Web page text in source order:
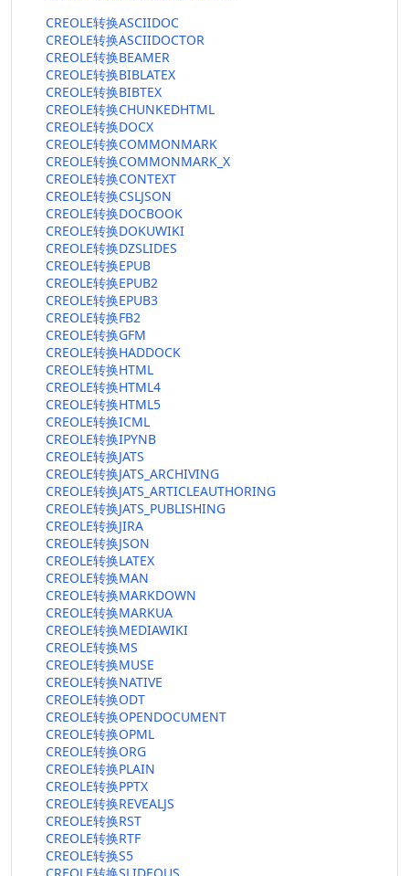
CREOLE转换ASCIIDOC
CREOLE转换ASCIIDOCTOR
CREOLE转换BEAMER
CREOLE转换BIBLATEX
CREOLE转换BIBTEX
CREOLE转换CHUNKEDHTML
CREOLE转换DOCX
CREOLE转换COMMONMARK
CREOLE转换COMMONMARK_X
CREOLE转换CONTEXT
CREOLE转换CSLJSON
CREOLE转换DOCBOOK
CREOLE转换DOKUWIKI
CREOLE转换DZSLIDES
CREOLE转换EPUB
CREOLE转换EPUB2
CREOLE转换EPUB3
CREOLE转换FB2
CREOLE转换GFM
CREOLE转换HADDOCK
CREOLE转换HTML
CREOLE转换HTML4
CREOLE转换HTML5
CREOLE转换ICML
CREOLE转换IPYNB
CREOLE转换JATS
CREOLE转换JATS_ARCHIVING
CREOLE转换JATS_ARTICLEAUTHORING
CREOLE转换JATS_PUBLISHING
CREOLE转换JIRA
CREOLE转换JSON
CREOLE转换LATEX
CREOLE转换MAN
CREOLE转换MARKDOWN
CREOLE转换MARKUA
CREOLE转换MEDIAWIKI
CREOLE转换MS
CREOLE转换MUSE
CREOLE转换NATIVE
CREOLE转换ODT
CREOLE转换OPENDOCUMENT
CREOLE转换OPML
CREOLE转换ORG
CREOLE转换PLAIN
CREOLE转换PPTX
CREOLE转换REVEALJS
CREOLE转换RST
CREOLE转换RTF
CREOLE转换S5